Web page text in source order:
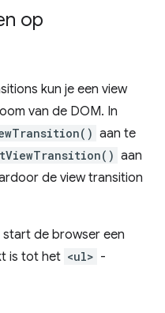
op
kun je een view
van de DOM. In
aan te
aan
de view transition
de browser een
is tot het <ul> -